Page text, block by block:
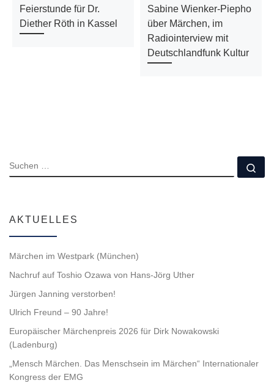
Feierstunde für Dr.
Diether Röth in Kassel
Sabine Wienker-Piepho
über Märchen, im
Radiointerview mit
Deutschlandfunk Kultur
SUCHE
AKTUELLES
Märchen im Westpark (München)
Nachruf auf Toshio Ozawa von Hans-Jörg Uther
Jürgen Janning verstorben!
Ulrich Freund – 90 Jahre!
Europäischer Märchenpreis 2026 für Dirk Nowakowski
(Ladenburg)
„Mensch Märchen. Das Menschsein im Märchen“ Internationaler
Kongress der EMG